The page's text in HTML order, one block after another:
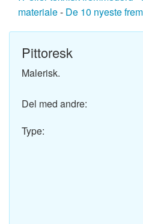
materiale- De 10 nyeste
Pittoresk
Malerisk.
Del med andre:
Type: